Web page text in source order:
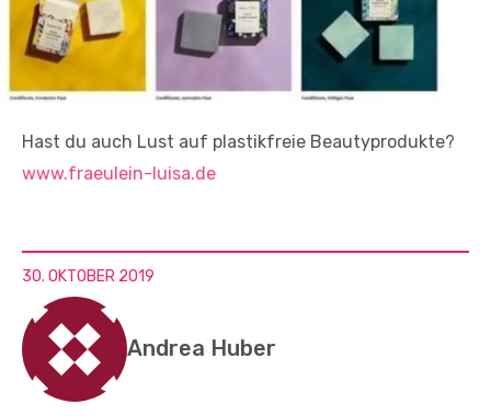
Hast du auch Lust auf plastikfreie Beautyprodukte?
www.fraeulein-luisa.de
30. OKTOBER 2019
Andrea Huber